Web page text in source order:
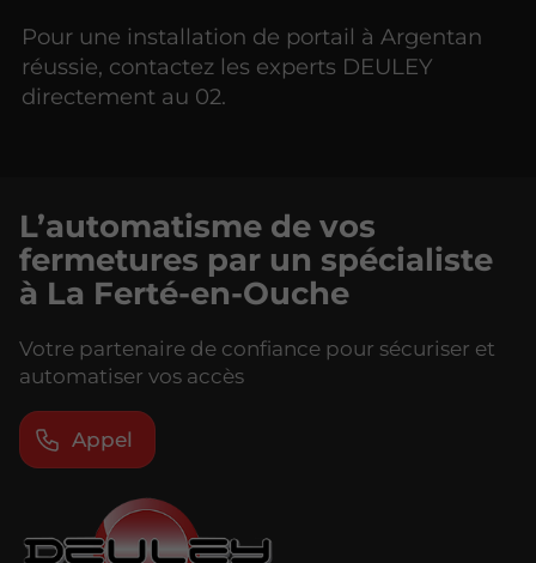
Pour une installation de portail à Argentan
réussie, contactez les experts DEULEY
directement au 02.
L’automatisme de vos
fermetures par un spécialiste
à La Ferté-en-Ouche
Votre partenaire de confiance pour sécuriser et
automatiser vos accès
Appel